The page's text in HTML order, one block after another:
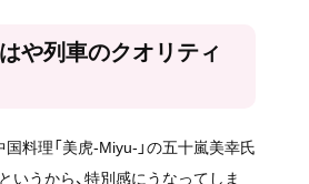
や列車のクオリティ
料理「美虎-Miyu-」の五十嵐美幸氏
いうから、特別感にうなってしま